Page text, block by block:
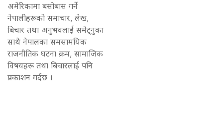
अमेरिकामा बसोबास गर्ने
नेपालीहरूको समाचार, लेख,
बिचार तथा अनुभवलाई समेट्नुका
साथै नेपालका समसामयिक
राजनीतिक घटना क्रम, सामाजिक
विषयहरू तथा बिचारलाई पनि
प्रकाशन गर्दछ ।